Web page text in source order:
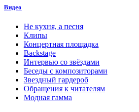
Видео
Не кухня, а песня
Клипы
Концертная площадка
Backstage
Интервью со звёздами
Беседы с композиторами
Звездный гардероб
Обращения к читателям
Модная гамма